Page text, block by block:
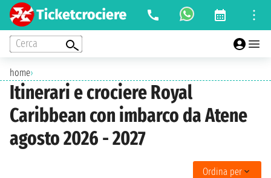
Cerca
home›
Itinerari e crociere Royal
Caribbean con imbarco da Atene
agosto 2026 - 2027
Ordina per